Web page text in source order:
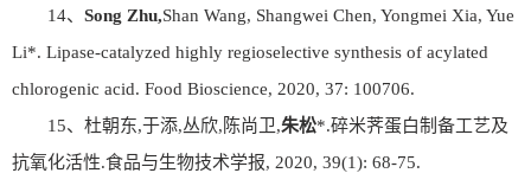
14、 Song Zhu,Shan Wang, Shangwei Chen, Yongmei Xia, Yue
Li*. Lipase-catalyzed highly regioselective synthesis of acylated
chlorogenic acid. Food Bioscience, 2020, 37: 100706.
15、杜朝东,于添,丛欣,陈尚卫,朱松*.碎米荠蛋白制备工艺及
抗氧化活性.食品与生物技术学报, 2020, 39(1): 68-75.